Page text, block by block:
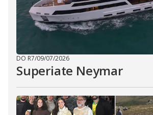
DO R7/09/07/2026
Superiate Neymar